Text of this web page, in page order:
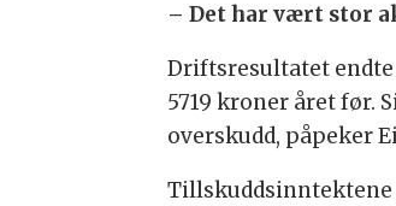
– Det har vært stor
Driftsresultatet endte
5719 kroner året før.
overskudd, påpeker
Tillskuddsinntektene